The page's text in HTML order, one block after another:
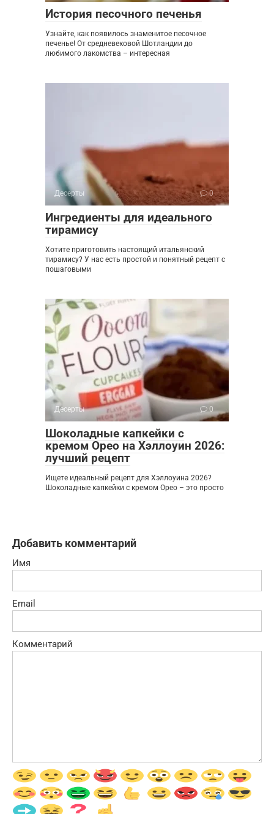
История песочного печенья
Узнайте, как появилось знаменитое песочное
печенье! От средневековой Шотландии до
любимого лакомства – интересная
Десерты 0
Ингредиенты для идеального
тирамису
Хотите приготовить настоящий итальянский
тирамису? У нас есть простой и понятный рецепт с
пошаговыми
Десерты 0
Шоколадные капкейки с
кремом Орео на Хэллоуин 2026:
лучший рецепт
Ищете идеальный рецепт для Хэллоуина 2026?
Шоколадные капкейки с кремом Орео – это просто
Добавить комментарий
Имя
Email
Комментарий